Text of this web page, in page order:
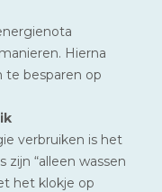
Hierna
te besparen op
verbruiken is het
“alleen wassen
het klokje op